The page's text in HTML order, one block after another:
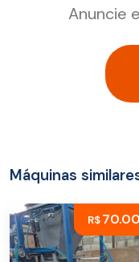
Anuncie
Máquinas
R$